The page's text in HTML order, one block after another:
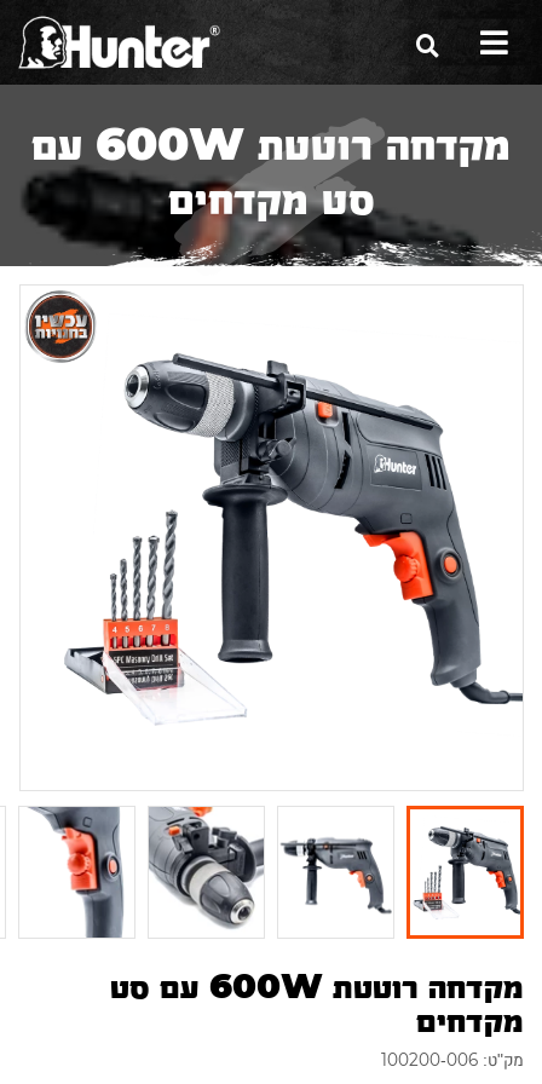
הכלים שלנו
תערוכות
משווקים
שירות ואחריות
צור קשר
מקדחה רוטטת 600W עם
סט מקדחים
מקדחה רוטטת 600W עם סט
מקדחים
מק"ט: 100200-006